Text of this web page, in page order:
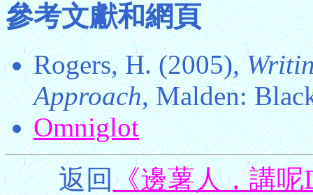
參考文獻和網頁
Rogers, H. (2005),
Approach, Malden:
Omniglot
返回《邊薯人，講